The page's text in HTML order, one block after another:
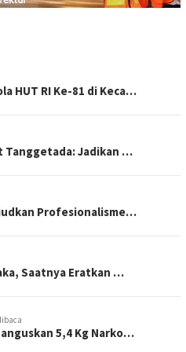
HUT RI Ke-81 di Keca…
Tanggetada: Jadikan …
Profesionalisme…
Saatnya Eratkan …
5,4 Kg Narko…